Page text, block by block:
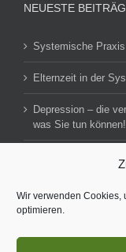
Wir verwenden Cookies,
optimieren.
NEUESTE
Systemische
Elternzeit in der
Depression – die
was Sie tun können!
Impressum